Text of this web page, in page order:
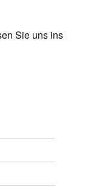
Sie uns ins